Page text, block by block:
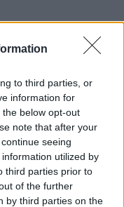
to third parties, or
information for
below opt-out
note that after your
seeing
utilized by
third parties prior to
of the further
by third parties on the